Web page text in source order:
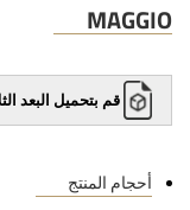
MAGGIO
قم بتحميل البعد
أحجام المنتج